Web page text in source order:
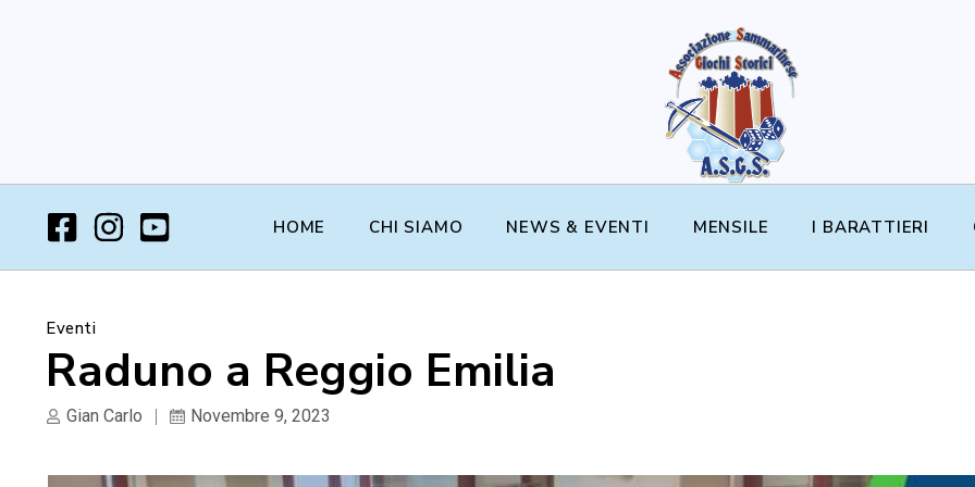
HOME CHI SIAMO NEWS & EVENTI MENSILE I BARATTIERI
Eventi
Raduno a Reggio Emilia
Gian Carlo Novembre 9, 2023